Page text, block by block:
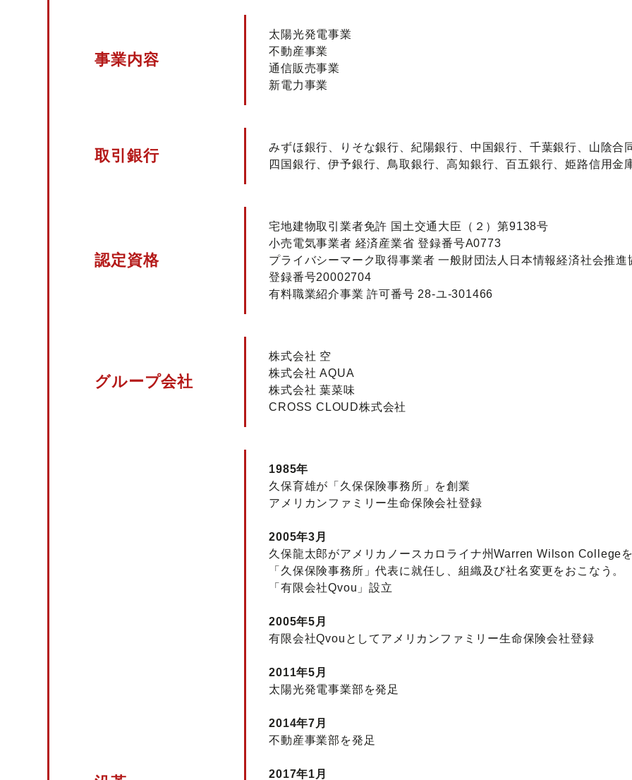
事業内容
太陽光発電事業
不動産事業
通信販売事業
新電力事業
取引銀行
みずほ銀行、りそな銀行、紀陽銀行、中国銀行、千葉銀行、山陰合
四国銀行、伊予銀行、鳥取銀行、高知銀行、百五銀行、姫路信用金
認定資格
宅地建物取引業者免許 国土交通大臣（２）第9138号
小売電気事業者 経済産業省 登録番号A0773
プライバシーマーク取得事業者 一般財団法人日本情報経済社会推進
登録番号20002704
有料職業紹介事業 許可番号 28-ユ-301466
グループ会社
株式会社 空
株式会社 AQUA
株式会社 葉菜味
CROSS CLOUD株式会社
1985年
久保育雄が「久保保険事務所」を創業
アメリカンファミリー生命保険会社登録
2005年3月
久保龍太郎がアメリカノースカロライナ州Warren Wilson College
「久保保険事務所」代表に就任し、組織及び社名変更をおこなう。
「有限会社Qvou」設立
2005年5月
有限会社Qvouとしてアメリカンファミリー生命保険会社登録
2011年5月
太陽光発電事業部を発足
2014年7月
不動産事業部を発足
2017年1月